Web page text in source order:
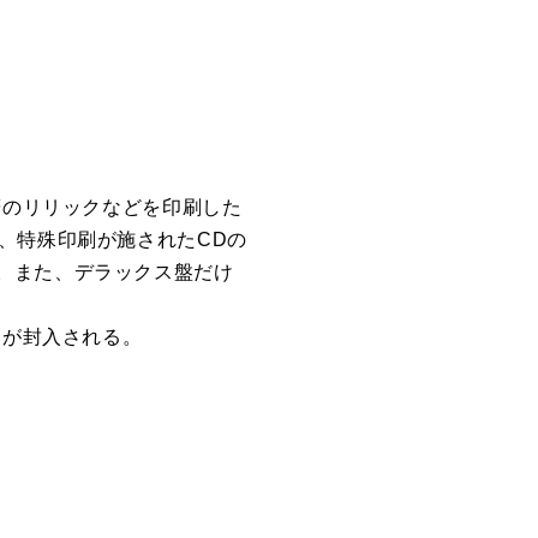
リリックなどを印刷した
特殊印刷が施されたCDの
また、デラックス盤だけ
封入される。